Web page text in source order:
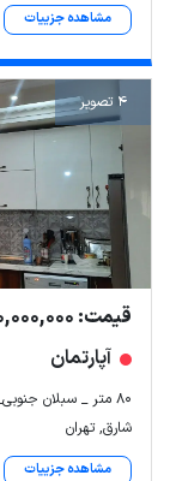
مشاهده جزییات
4 تصویر
قیمت: 14,000,000,000 تومان
آپارتمان
۸۰ متر _ سبلان جنوبی_ فول بازسازی
شارق, تهران
مشاهده جزییات